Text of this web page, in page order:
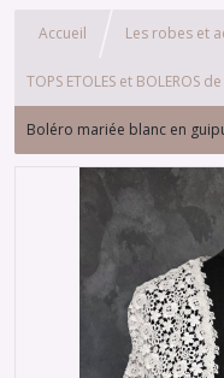
Accueil Les robes et
TOPS ETOLES et BOLEROS
Boléro mariée blanc en